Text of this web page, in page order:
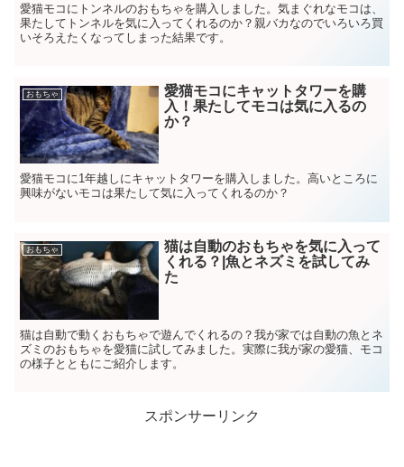
愛猫モコにトンネルのおもちゃを購入しました。気まぐれなモコは、
果たしてトンネルを気に入ってくれるのか？親バカなのでいろいろ買
いそろえたくなってしまった結果です。
おもちゃ
愛猫モコにキャットタワーを購
入！果たしてモコは気に入るの
か？
愛猫モコに1年越しにキャットタワーを購入しました。高いところに
興味がないモコは果たして気に入ってくれるのか？
おもちゃ
猫は自動のおもちゃを気に入って
くれる？|魚とネズミを試してみ
た
猫は自動で動くおもちゃで遊んでくれるの？我が家では自動の魚とネ
ズミのおもちゃを愛猫に試してみました。実際に我が家の愛猫、モコ
の様子とともにご紹介します。
スポンサーリンク